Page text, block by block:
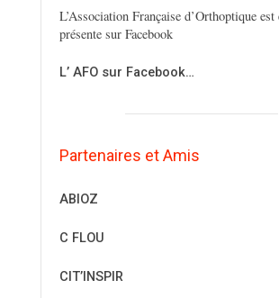
L’Association Française d’Orthoptique est
présente sur Facebook
L’ AFO sur Facebook…
Partenaires et Amis
ABIOZ
C FLOU
CIT’INSPIR